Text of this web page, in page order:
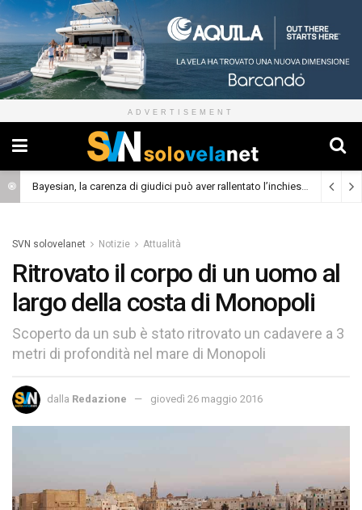
ADVERTISEMENT
Bayesian, la carenza di giudici può aver rallentato l’inchiesta (Cronaca)
SVN solovelanet Notizie Attualità
Ritrovato il corpo di un uomo al
largo della costa di Monopoli
Scoperto da un sub è stato ritrovato un cadavere a 3
metri di profondità nel mare di Monopoli
dalla Redazione giovedì 26 maggio 2016